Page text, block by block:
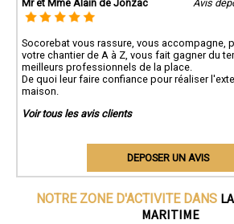
Mr et Mme Alain de Jonzac Avis
Socorebat vous rassure, vous accompagne,
votre chantier de A à Z, vous fait gagner du
meilleurs professionnels de la place.
De quoi leur faire confiance pour réaliser
maison.
Voir tous les avis clients
DEPOSER UN AVIS
NOTRE ZONE D'ACTIVITE DANS
MARITIME